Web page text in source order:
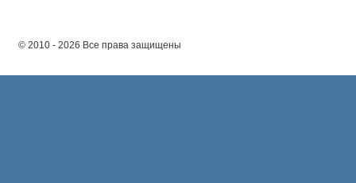
© 2010 - 2026 Все права защищены